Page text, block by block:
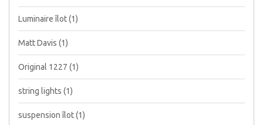
Luminaire îlot(1)
Matt Davis (1)
Original 1227 (1)
string lights (1)
suspension îlot(1)